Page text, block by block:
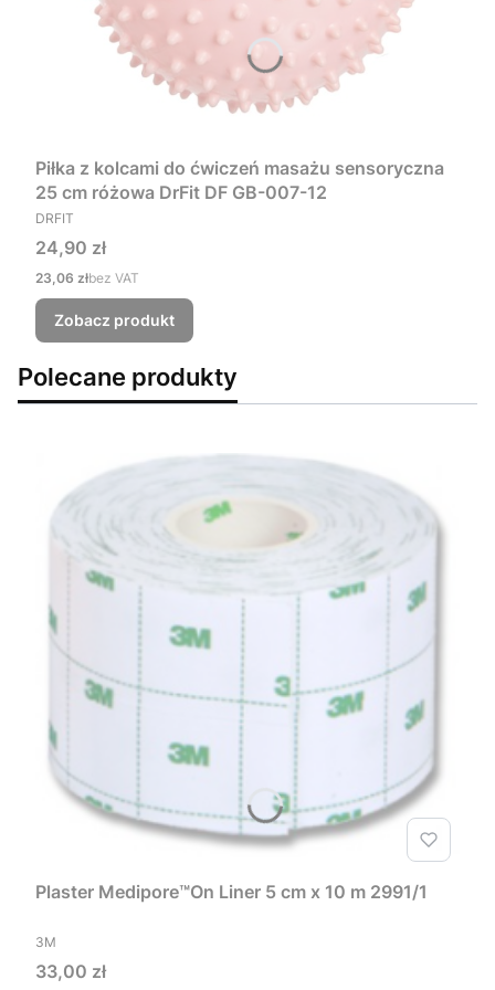
Piłka z kolcami do ćwiczeń masażu sensoryczna
25 cm różowa DrFit DF GB-007-12
PRODUCENT
DRFIT
Cena
24,90 zł
Cena
23,06 złbez VAT
Zobacz produkt
Polecane produkty
Plaster Medipore™On Liner 5 cm x 10 m 2991/1
PRODUCENT
3M
Cena
33,00 zł